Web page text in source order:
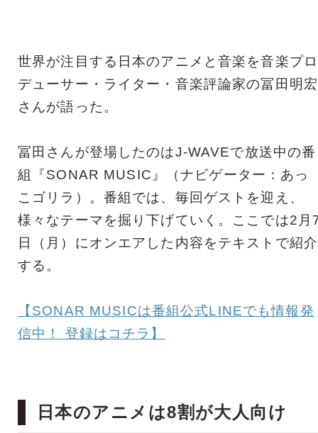
世界が注目する日本のアニメと音楽を音楽プロ
デューサー・ライター・音楽評論家の冨田明宏
さんが語った。
冨田さんが登場したのはJ-WAVEで放送中の番
組『SONAR MUSIC』（ナビゲーター：あっ
こゴリラ）。番組では、毎回ゲストを迎え、
様々なテーマを掘り下げていく。ここでは2月
日（月）にオンエアした内容をテキストで紹介
する。
【SONAR MUSICは番組公式LINEでも情報発
信中！ 登録はコチラ】
日本のアニメは8割が大人向け